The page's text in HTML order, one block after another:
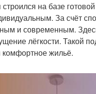
на базе
За счёт
и современным.
лёгкости. Такой
комфортное жильё.